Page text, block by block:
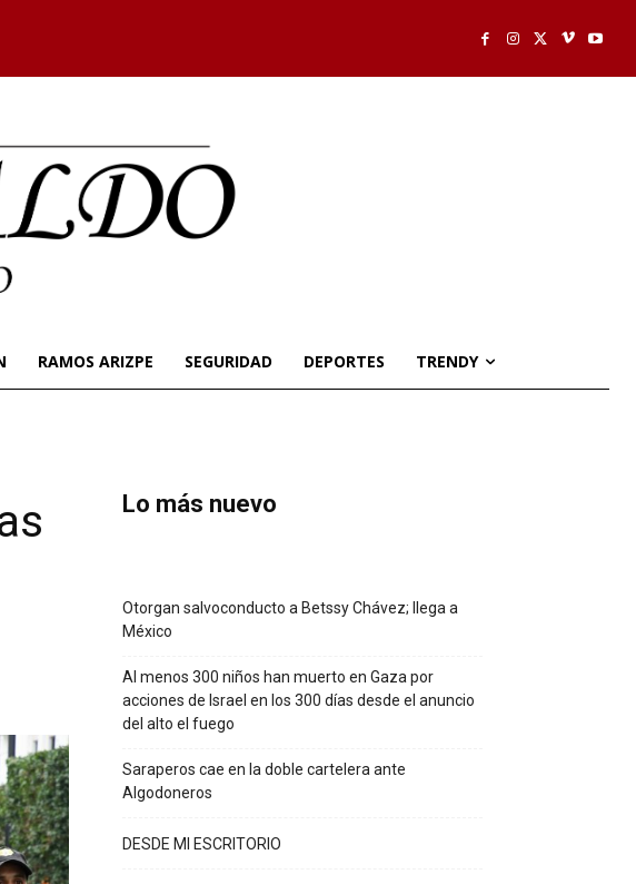
RAMOS ARIZPE SEGURIDAD DEPORTES TRENDY
Lo más nuevo
Otorgan salvoconducto a Betssy Chávez; llega a
México
Al menos 300 niños han muerto en Gaza por
acciones de Israel en los 300 días desde el anuncio
del alto el fuego
Saraperos cae en la doble cartelera ante
Algodoneros
DESDE MI ESCRITORIO